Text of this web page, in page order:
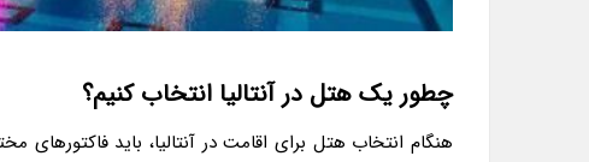
چطور یک هتل در آنتالیا انتخاب کنیم؟
هنگام انتخاب هتل برای اقامت در آنتالیا، باید فاکتورهای